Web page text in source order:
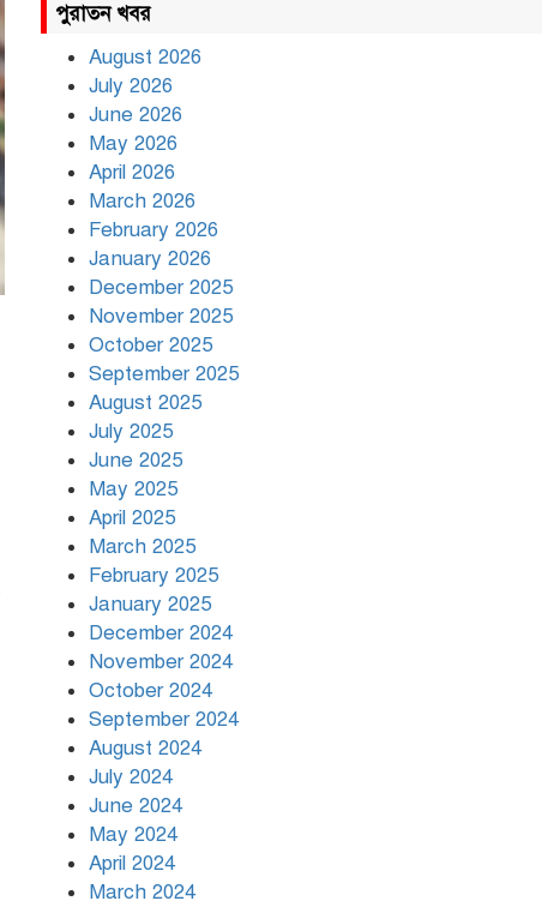
দিনভর পানির নিচে ঢাকা
পুরাতন খবর
August 2026
July 2026
June 2026
May 2026
April 2026
March 2026
February 2026
January 2026
December 2025
November 2025
October 2025
September 2025
August 2025
July 2025
June 2025
May 2025
April 2025
March 2025
February 2025
January 2025
December 2024
November 2024
October 2024
September 2024
August 2024
July 2024
June 2024
May 2024
April 2024
March 2024